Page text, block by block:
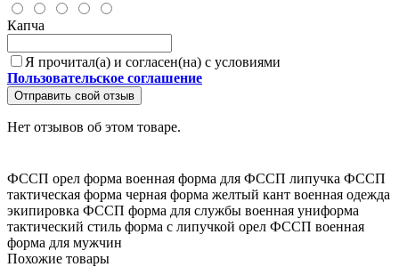
Капча
Я прочитал(а) и согласен(на) с условиями
Пользовательское соглашение
Отправить свой отзыв
Нет отзывов об этом товаре.
ФССП орел форма военная форма для ФССП липучка ФССП
тактическая форма черная форма желтый кант военная одежда
экипировка ФССП форма для службы военная униформа
тактический стиль форма с липучкой орел ФССП военная
форма для мужчин
Похожие товары